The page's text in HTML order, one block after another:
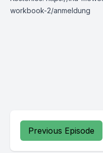
workbook-2/anmeldung
Previous Episode